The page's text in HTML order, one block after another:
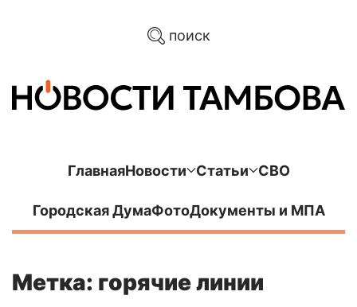
поиск
ГлавнаяНовости Статьи СВО
Городская ДумаФотоДокументы и МПА
Метка: горячие линии